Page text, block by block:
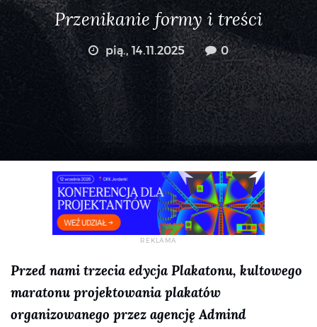
Przenikanie formy i treści
pią., 14.11.2025 0
Przed nami trzecia edycja Plakatonu, kultowego
maratonu projektowania plakatów
organizowanego przez agencję Admind